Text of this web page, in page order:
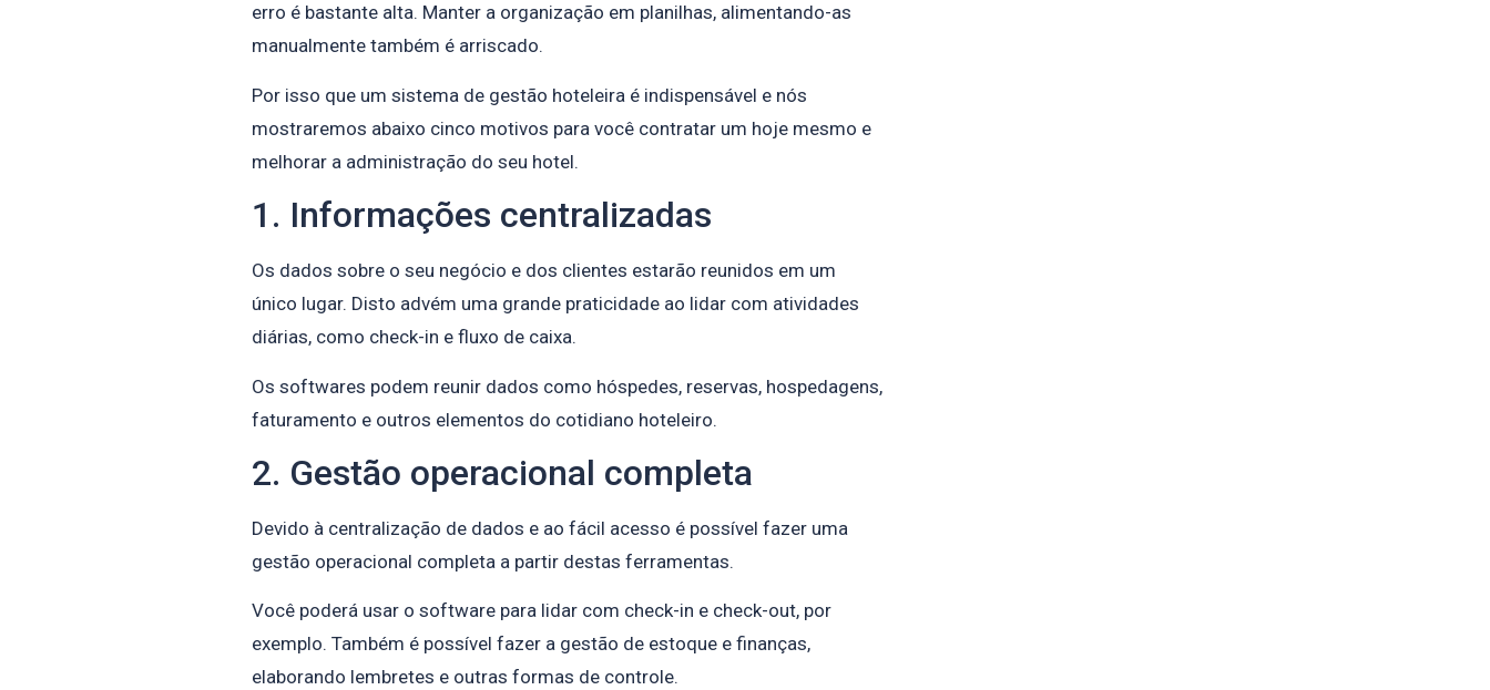
erro é bastante alta. Manter a organização em planilhas, alimentando-as
manualmente também é arriscado.
Por isso que um sistema de gestão hoteleira é indispensável e nós
mostraremos abaixo cinco motivos para você contratar um hoje mesmo e
melhorar a administração do seu hotel.
1. Informações centralizadas
Os dados sobre o seu negócio e dos clientes estarão reunidos em um
único lugar. Disto advém uma grande praticidade ao lidar com atividades
diárias, como check-in e fluxo de caixa.
Os softwares podem reunir dados como hóspedes, reservas, hospedagens,
faturamento e outros elementos do cotidiano hoteleiro.
2. Gestão operacional completa
Devido à centralização de dados e ao fácil acesso é possível fazer uma
gestão operacional completa a partir destas ferramentas.
Você poderá usar o software para lidar com check-in e check-out, por
exemplo. Também é possível fazer a gestão de estoque e finanças,
elaborando lembretes e outras formas de controle.